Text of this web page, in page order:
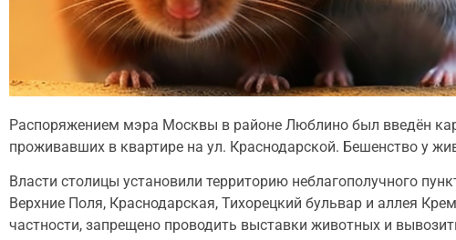
Распоряжением мэра Москвы в районе Люблино был введён
проживавших в квартире на ул. Краснодарской. Бешенство у
Власти столицы установили территорию неблагополучного
Верхние Поля, Краснодарская, Тихорецкий бульвар и аллея
частности, запрещено проводить выставки животных и